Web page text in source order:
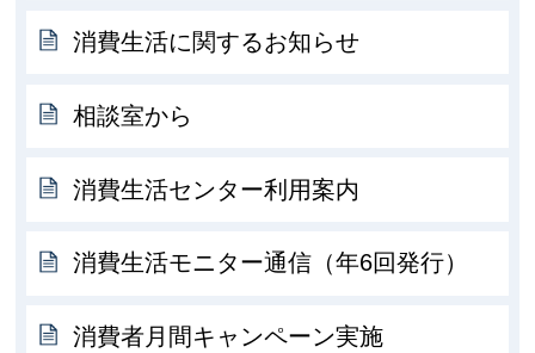
消費生活に関するお知らせ
相談室から
消費生活センター利用案内
消費生活モニター通信（年6回発行）
消費者月間キャンペーン実施